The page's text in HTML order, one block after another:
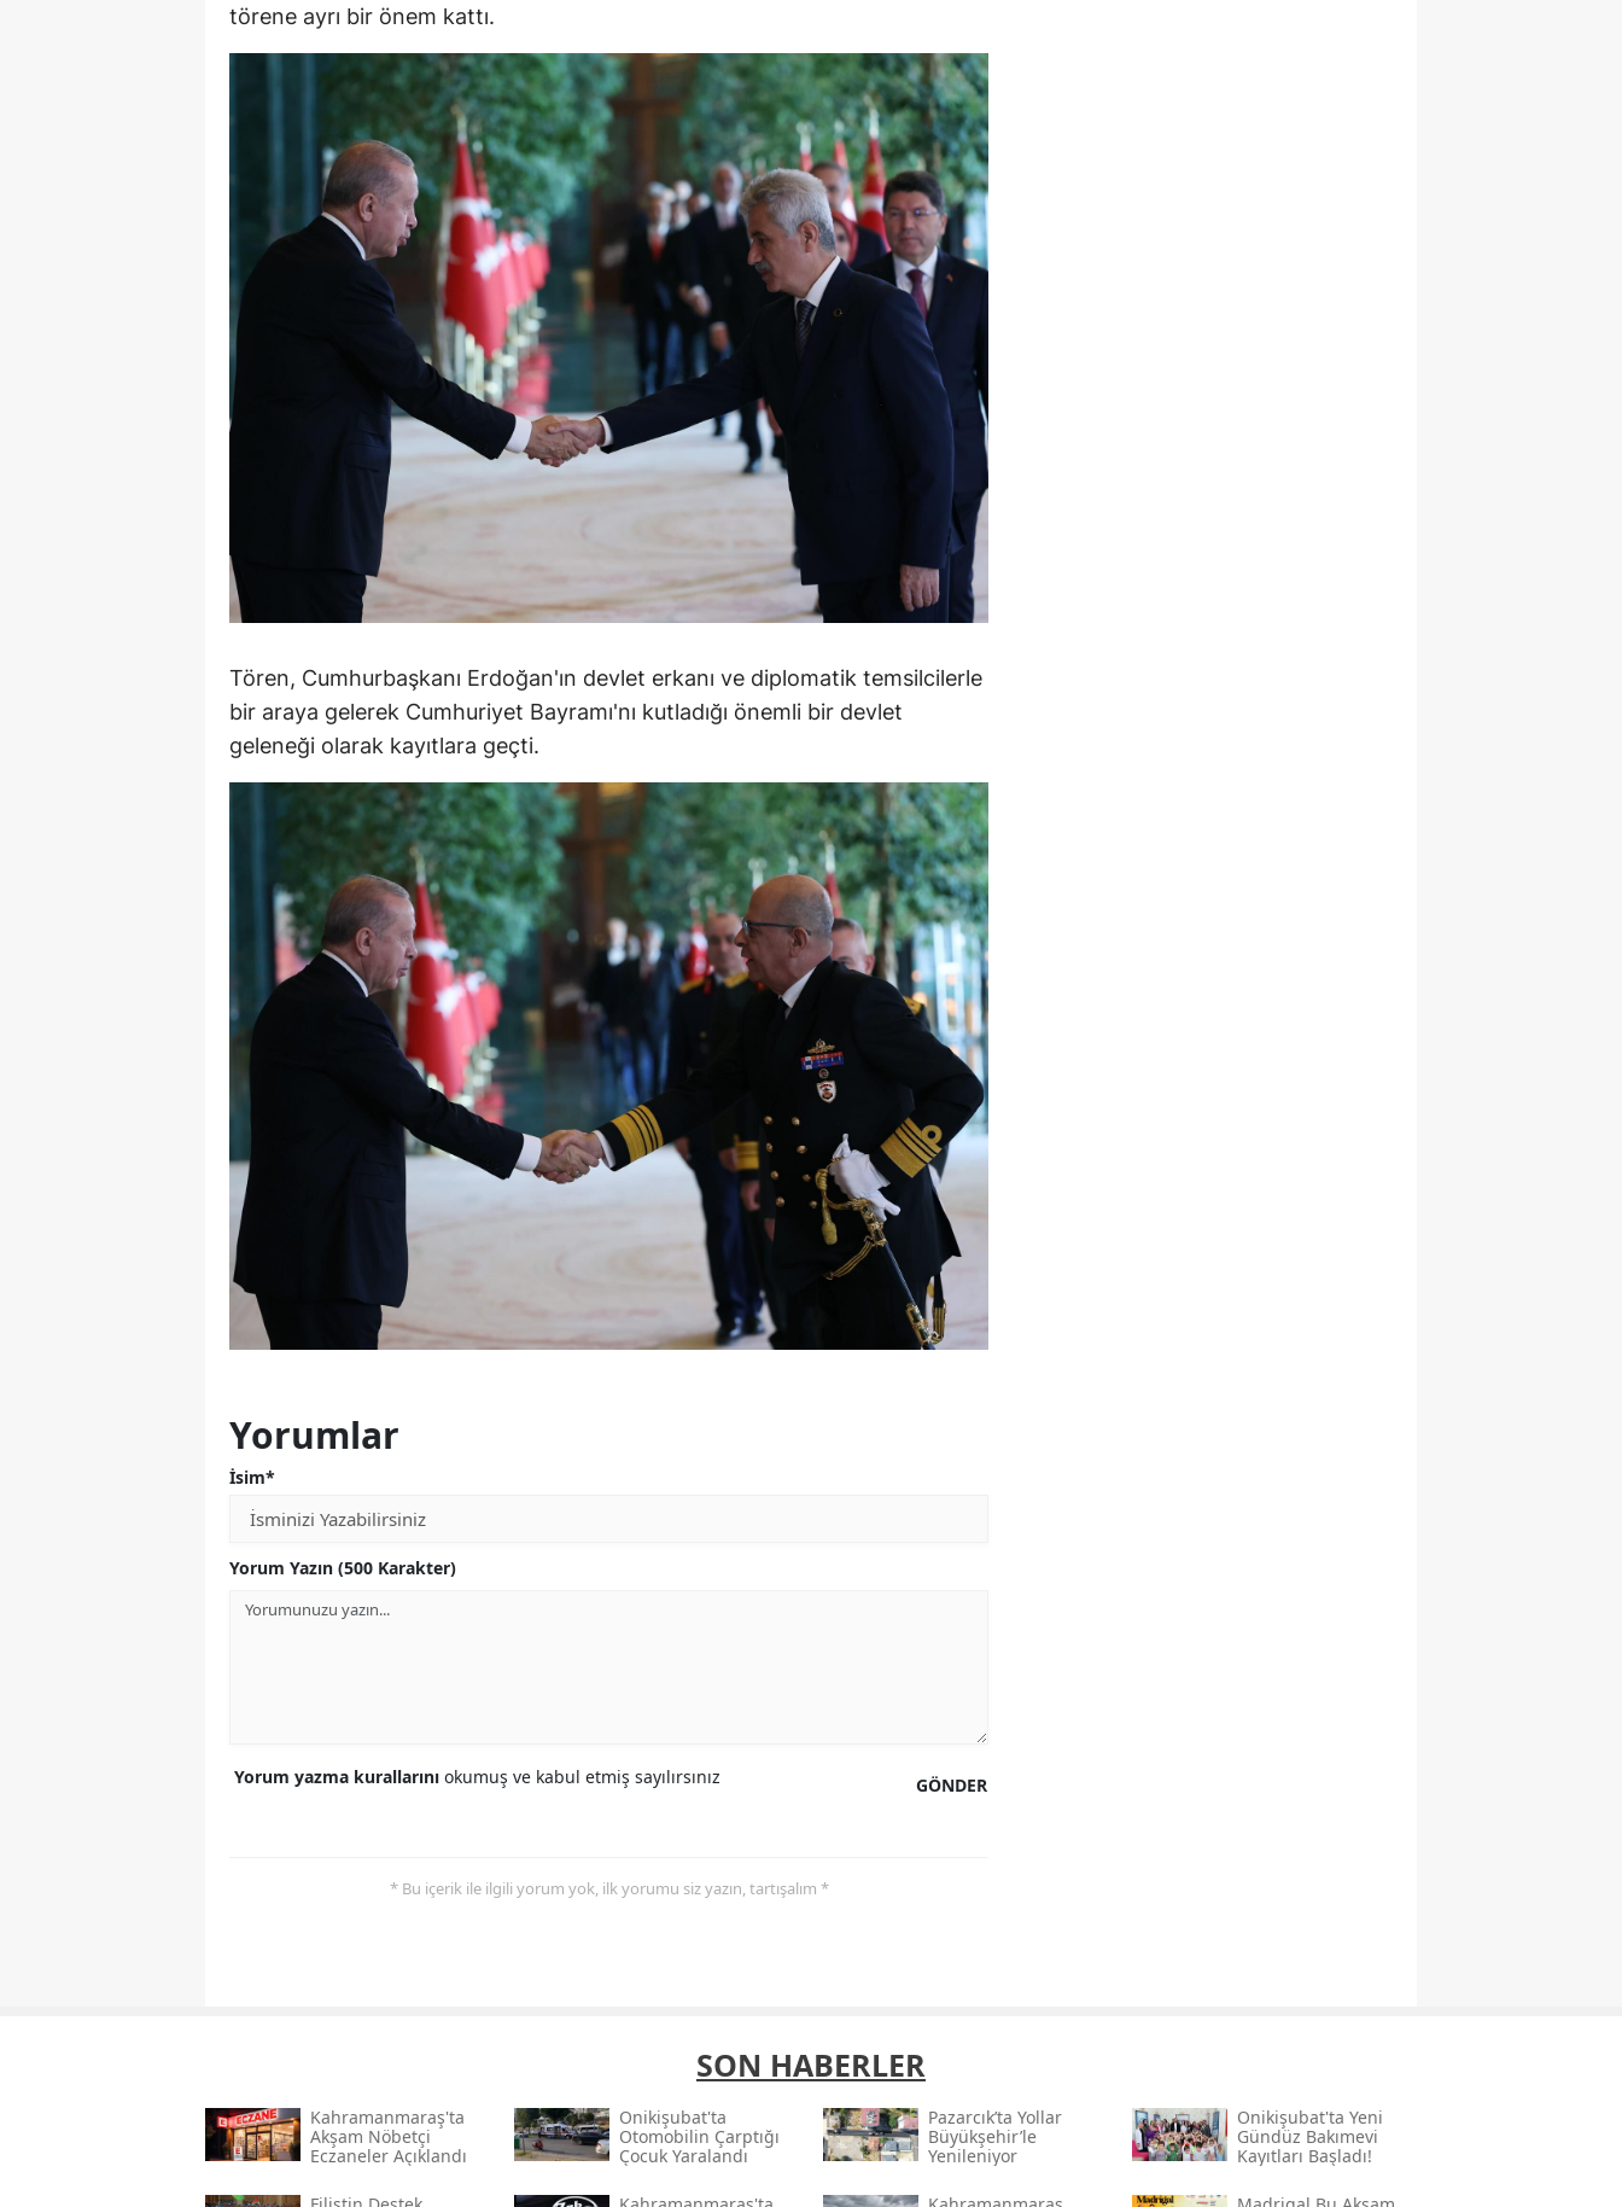
törene ayrı bir önem kattı.
Tören, Cumhurbaşkanı Erdoğan'ın devlet erkanı ve diplomatik temsilcilerle
bir araya gelerek Cumhuriyet Bayramı'nı kutladığı önemli bir devlet
geleneği olarak kayıtlara geçti.
Yorumlar
İsim*
Yorum Yazın (500 Karakter)
GÖNDER
Yorum yazma kurallarını okumuş ve kabul etmiş sayılırsınız
* Bu içerik ile ilgili yorum yok, ilk yorumu siz yazın, tartışalım *
SON HABERLER
Kahramanmaraş'ta
Akşam Nöbetçi
Eczaneler Açıklandı
Onikişubat'ta
Otomobilin Çarptığı
Çocuk Yaralandı
Pazarcık’ta Yollar
Büyükşehir’le
Yenileniyor
Onikişubat'ta Yeni
Gündüz Bakımevi
Kayıtları Başladı!